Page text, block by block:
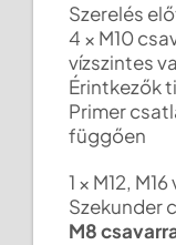
Szerelés
4 × M10
vízszintes
Érintkezők
Primer
függően
1 × M12,
Szekunder
M8